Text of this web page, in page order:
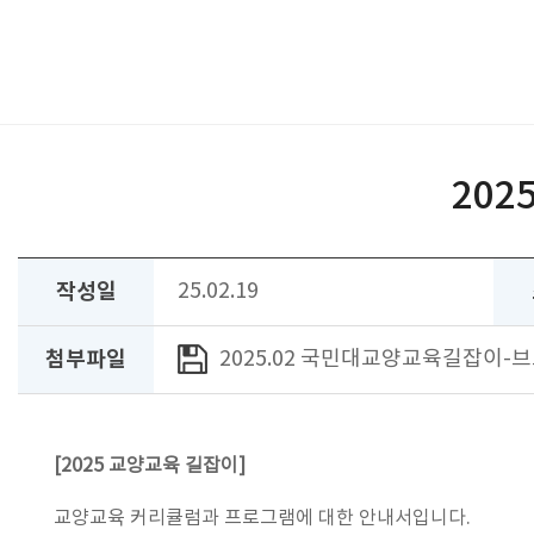
작성일 25.02.19
첨부파일 2025.02 국민대교양교육길잡이-
[2025 교양교육 길잡이]
교양교육 커리큘럼과 프로그램에 대한 안내서입니다.